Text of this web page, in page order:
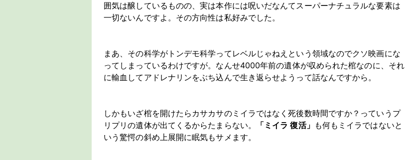
囲気は醸しているものの、実は本作には呪いだなんてスーパーナチュラルな要素は
一切ないんですよ。その方向性は私好みでした。
まあ、その科学がトンデモ科学ってレベルじゃねえという領域なのでクソ映画にな
ってしまっているわけですが。なんせ4000年前の遺体が収められた棺なのに、それ
に輸血してアドレナリンをぶち込んで生き返らせようって話なんですから。
しかもいざ棺を開けたらカサカサのミイラではなく死後数時間ですか？っていうプ
リプリの遺体が出てくるからたまらない。
「ミイラ 復活」 も何もミイラではないと
いう驚愕の斜め上展開に眠気もサメます。